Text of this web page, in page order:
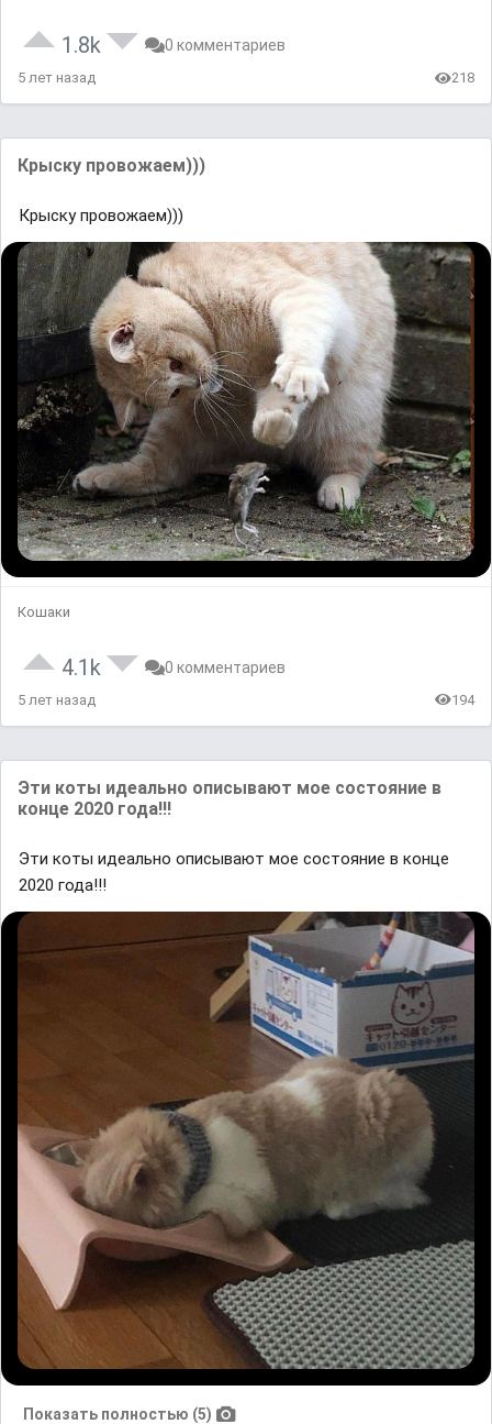
1.8k 0 комментариев
5 лет назад 218
Крыску провожаем)))
Крыску провожаем)))
Кошаки
4.1k 0 комментариев
5 лет назад 194
Эти коты идеально описывают мое состояние в
конце 2020 года!!!
Эти коты идеально описывают мое состояние в конце
2020 года!!!
Показать полностью (5)